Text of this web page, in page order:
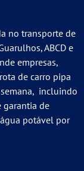
no transporte de
ABCD e
empresas,
de carro pipa
incluindo
garantia de
potável por